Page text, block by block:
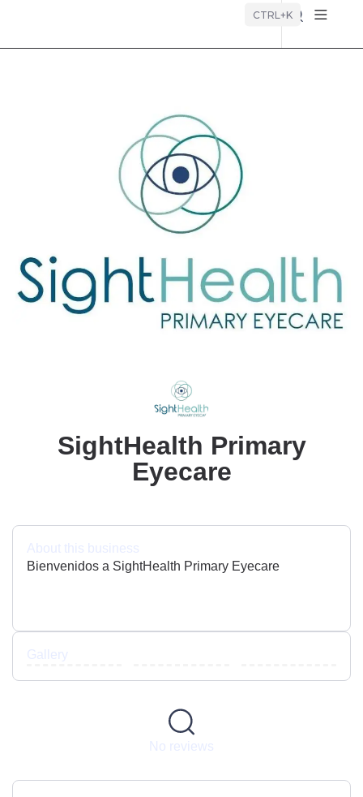
CTRL+K
SightHealth Primary
Eyecare
About this business
Bienvenidos a SightHealth Primary Eyecare
Gallery
No reviews